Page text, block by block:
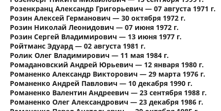
Розенкранц Александр Григорьевич — 07 августа 1971 г.
Розин Алексей Германович — 30 октября 1972 г.
Розин Николай Леонидович — 07 июня 1972 г.
Розин Сергей Владимирович — 13 июня 1977 г.
Ройтманс Эдуард — 02 августа 1981 г.
Ролик Олег Владимирович — 11 мая 1984 г.
Ромадановский Андрей Юрьевич — 12 января 1980 г.
Романенко Александр Викторович — 29 марта 1976 г.
Романенко Андрей Павлович — 10 декабря 1990 г.
Романенко Валентин Андреевич — 23 сентября 1988 г.
Романенко Олег Александрович — 23 декабря 1986 г.